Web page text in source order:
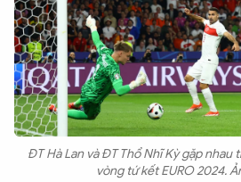
Chuyên trangAn ninh thế giớiVăn nghệ
Chuyên đề
ĐT Hà Lan và ĐT Thổ Nhĩ Kỳ gặp
vòng tứ kết EURO 2024.